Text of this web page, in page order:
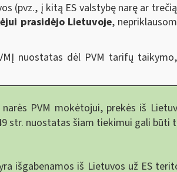
(pvz., į kitą ES valstybę narę ar
prasidėjo Lietuvoje,
nuostatas dėl PVM tarifų
PVM mokėtojui, prekės iš
str. nuostatas šiam tiekimui gali būti
išgabenamos iš Lietuvos už ES